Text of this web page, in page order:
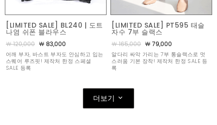
[LIMITED SALE] BL240 | 도트
나염 쉬폰 블라우스
￦ 120,000 ￦ 83,000
어깨 부자, 바스트 부자도 안심하고 입는
스퀘어 루즈핏! 제작처 한정 스페셜
SALE 등록
[LIMITED SALE] PT595 태슬
자수 7부 슬랙스
￦ 165,000 ￦ 79,000
알다리 싸악 가리는 7부 통슬랙스로 멋
스러움 기본 장착! 제작처 한정 SALE 등
록
더보기